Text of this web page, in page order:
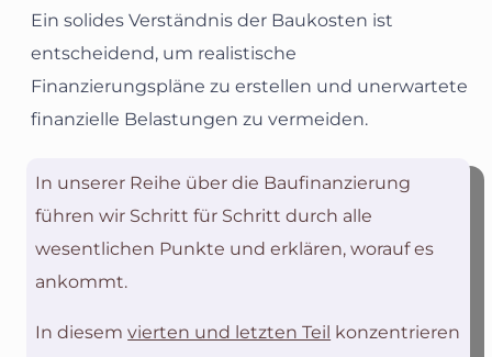
Ein solides Verständnis der Baukosten ist
entscheidend, um realistische
Finanzierungspläne zu erstellen und unerwartete
finanzielle Belastungen zu vermeiden.
In unserer Reihe über die Baufinanzierung
führen wir Schritt für Schritt durch alle
wesentlichen Punkte und erklären, worauf es
ankommt.
In diesemvierten und letzten Teil konzentrieren